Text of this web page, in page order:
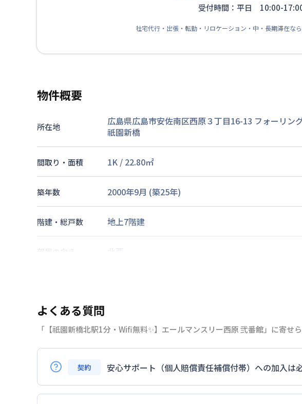
受付時間：平日 10:00-
社宅代行・出張・転勤・リロケーション・中・長期滞在
物件概要
所在地
広島県広島市安佐南区西原３丁目16-13 フォーリン
祇園新橋
間取り・面積 1K / 22.80㎡
築年数 2000年9月 (築25年)
階建・総戸数 地上7階建
部屋の向き 北西
駐車場
敷地内駐車場
情報更新日 2026年7月25日
※敷地内駐車場をご利用希望の場合は駐車場料金550円/日が掛かりま
よくある質問
「【祇園新橋北駅1分・Wifi無料✨】エールマンスリー西原 弐番館」に寄せ
契約
安心サポート（個人賠償責任補償付帯）への加入は
はい。安心サポートへの加入は必須となります。料金プラン